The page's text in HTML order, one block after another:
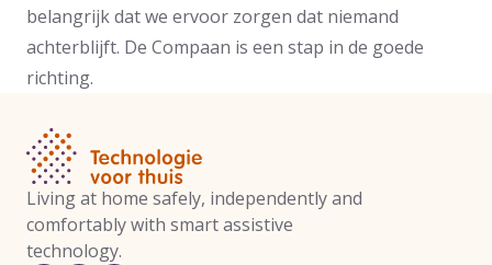
belangrijk dat we ervoor zorgen dat niemand
achterblijft. De Compaan is een stap in de goede
richting.
Living at home safely, independently and
comfortably with smart assistive
technology.